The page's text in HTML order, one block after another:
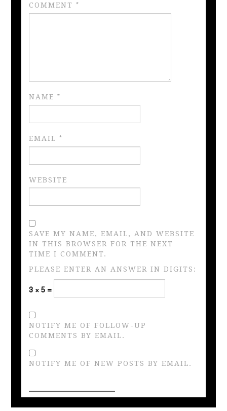
COMMENT*
NAME*
EMAIL*
WEBSITE
SAVE MY NAME, EMAIL, AND WEBSITE
IN THIS BROWSER FOR THE NEXT
TIME I COMMENT.
PLEASE ENTER AN ANSWER IN DIGITS:
3 × 5 =
NOTIFY ME OF FOLLOW-UP
COMMENTS BY EMAIL.
NOTIFY ME OF NEW POSTS BY EMAIL.